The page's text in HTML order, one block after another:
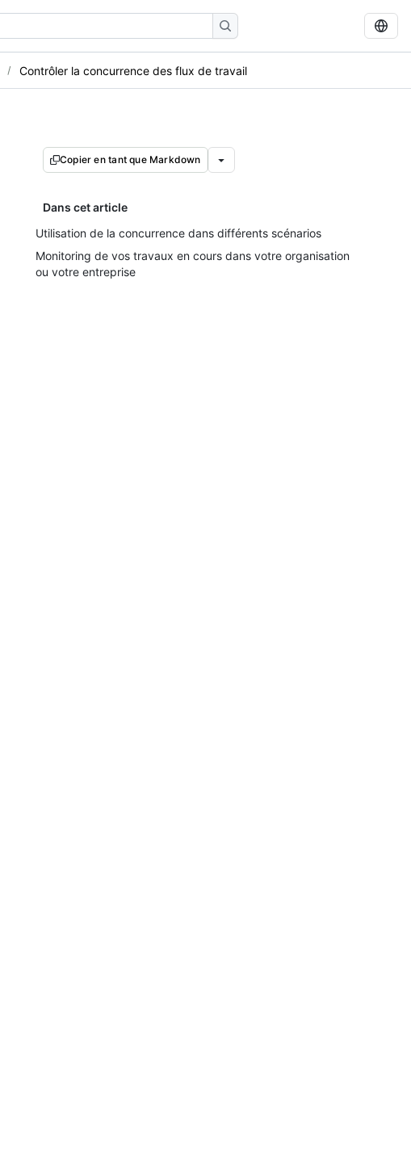
Contrôler la concurrence des flux de travail
Copier en tant que Markdown
Dans cet article
Utilisation de la concurrence dans différents scénarios
Monitoring de vos travaux en cours dans votre organisation
ou votre entreprise